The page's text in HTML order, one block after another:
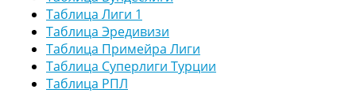
Таблица Лиги 1
Таблица Эредивизи
Таблица Примейра Лиги
Таблица Суперлиги Турции
Таблица РПЛ